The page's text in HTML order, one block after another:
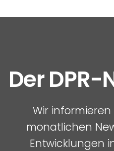
Der
Wir
monatlichen
Entwicklungen